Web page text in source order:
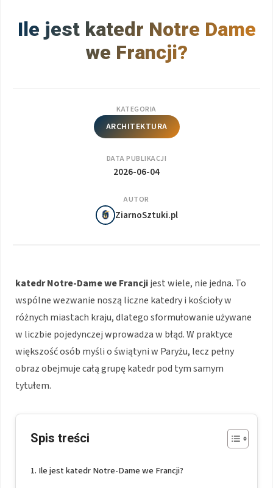
Ile jest katedr Notre Dame
we Francji?
KATEGORIA
ARCHITEKTURA
DATA PUBLIKACJI
2026-06-04
AUTOR
ZiarnoSztuki.pl
katedr Notre-Dame we Francjijest wiele, nie jedna. To
wspólne wezwanie noszą liczne katedry i kościoły w
różnych miastach kraju, dlatego sformułowanie używane
w liczbie pojedynczej wprowadza w błąd. W praktyce
większość osób myśli o świątyni w Paryżu, lecz pełny
obraz obejmuje całą grupę katedr pod tym samym
tytułem.
Spis treści
Ile jest katedr Notre-Dame we Francji?